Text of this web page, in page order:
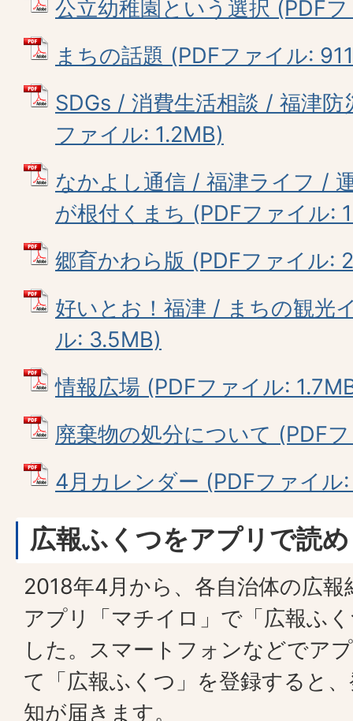
公立幼稚園という選択 (PDF
まちの話題 (PDFファイル:
SDGs / 消費生活相談 / 福津
ファイル: 1.2MB)
なかよし通信 / 福津ライフ /
が根付くまち (PDFファイル:
郷育かわら版 (PDFファイル:
好いとお！福津 / まちの観光
ル: 3.5MB)
情報広場 (PDFファイル:
廃棄物の処分について (PDF
4月カレンダー (PDFファイル
広報ふくつをアプリで読
2018年4月から、各自治体の広
アプリ「マチイロ」で「広報ふ
した。スマートフォンなどでア
て「広報ふくつ」を登録すると
知が届きます。